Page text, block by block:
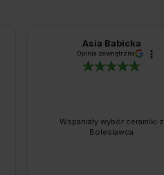
Asia Babicka
Opinia zewnętrzna
Wspaniały wybór ceramiki z
Boleslawca